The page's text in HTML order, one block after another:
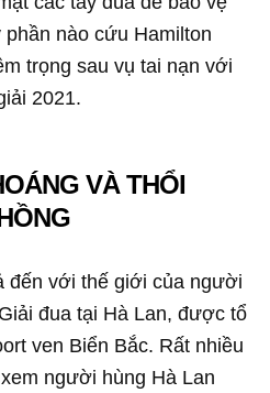
nào cứu Hamilton
trọng sau vụ tai nạn với
2021.
VÀ THỔI
đến với thế giới của người
đua tại Hà Lan, được tổ
ven Biển Bắc. Rất nhiều
người hùng Hà Lan